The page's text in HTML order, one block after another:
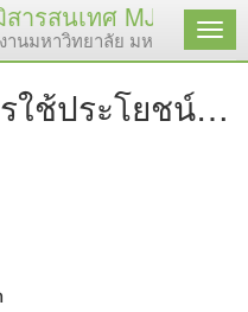
ารสนเทศ MJU GIS
านมหาวิทยาลัย มหาวิทยาลัยแ
เมนู
โครงการสำรวจการใช้ประโยชน์ที่ดินสำนักฟาร์มมหาวิทยาลัย อำเภอพร้าว จังหวัดเชียงใหม่